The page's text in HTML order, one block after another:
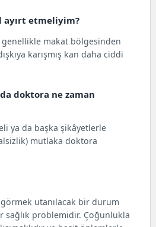
ayırt etmeliyim?
genellikle makat bölgesinden
karışmış kan daha ciddi
doktora ne zaman
ya da başka şikâyetlerle
mutlaka doktora
utanılacak bir durum
sağlık problemidir. Çoğunlukla